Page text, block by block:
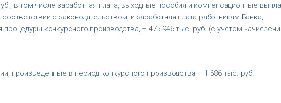
в том числе заработная плата, выходные пособия и компенсационные
с законодательством, и заработная плата работникам Банка,
конкурсного производства, – 475 946 тыс. руб. (с учетом
произведенные в период конкурсного производства – 1 686 тыс. руб.